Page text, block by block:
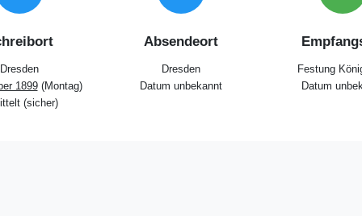
Dresden
1899(Montag)
(sicher)
Absendeort
Dresden
Datum unbekannt
Festung
Datum